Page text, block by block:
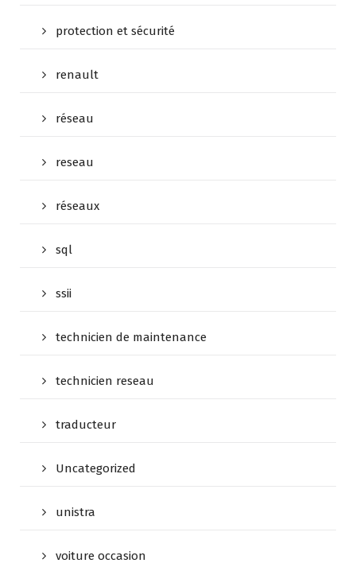
protection et sécurité
renault
réseau
reseau
réseaux
sql
ssii
technicien de maintenance
technicien reseau
traducteur
Uncategorized
unistra
voiture occasion